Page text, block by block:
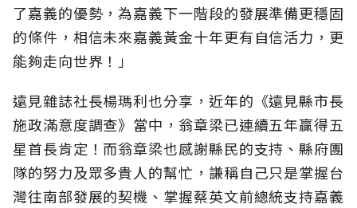
了嘉義的優勢，為嘉義下一階段的發展準備更穩固
的條件，相信未來嘉義黃金十年更有自信活力，更
能夠走向世界！」
遠見雜誌社長楊瑪利也分享，近年的《遠見縣市長
施政滿意度調查》當中，翁章梁已連續五年贏得五
星首長肯定！而翁章梁也感謝縣民的支持、縣府團
隊的努力及眾多貴人的幫忙，謙稱自己只是掌握台
灣往南部發展的契機、掌握蔡英文前總統支持嘉義